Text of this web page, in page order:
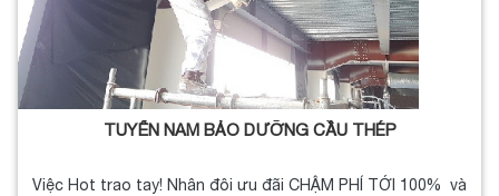
TUYỂN NAM BẢO DƯỠNG CẦU THÉP
Việc Hot trao tay! Nhân đôi ưu đãi CHẬM PHÍ TỚI 100% và